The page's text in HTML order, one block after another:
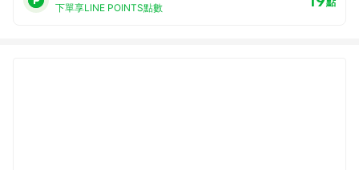
下單享LINE POINTS點數